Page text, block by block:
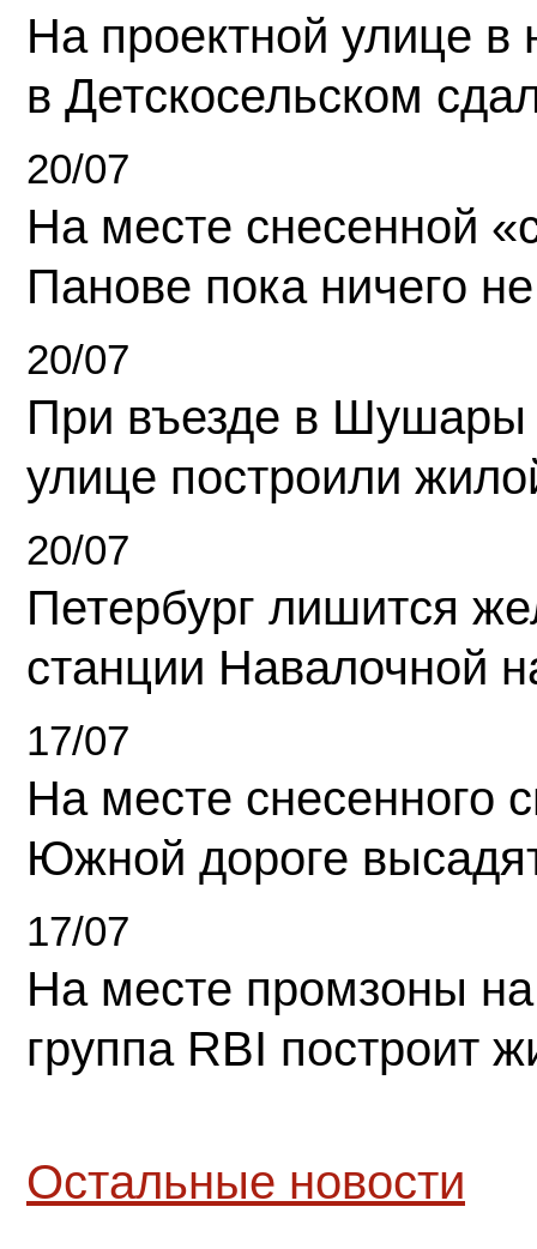
На проектной улице
в Детскосельском
20/07
На месте снесенной
Панове пока ничего
20/07
При въезде в Шушары
улице построили
20/07
Петербург лишится
станции Навалочной
17/07
На месте снесенного
Южной дороге
17/07
На месте промзоны
группа RBI построит
Остальные новости